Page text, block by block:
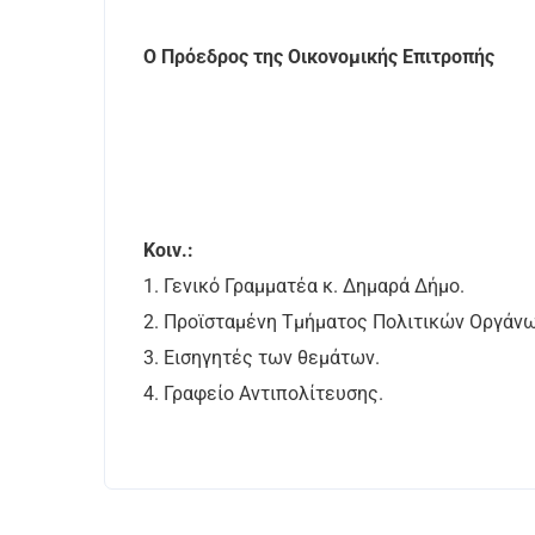
Ο Πρόεδρος της Οικονομικής Επιτροπής
Ντέμπλας
Κοιν.:
1. Γενικό Γραμματέα κ. Δημαρά Δήμο.
2. Προϊσταμένη Τμήματος Πολιτικών
3. Εισηγητές των θεμάτων.
4. Γραφείο Αντιπολίτευσης.
Επικοινωνία